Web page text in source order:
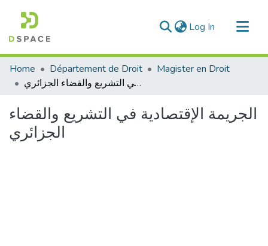
Log In (current)
Communities & Collections
All of DSpace
Home Département de Droit
Magister en Droit
الجريمة الإقتصادية في التشريع والقضاء الجزائري
الجريمة الإقتصادية في التشريع والقضاء
الجزائري